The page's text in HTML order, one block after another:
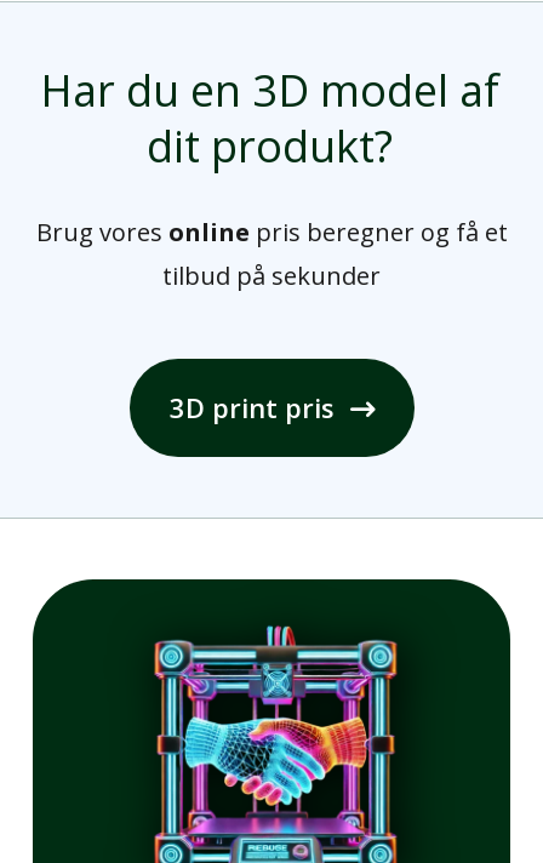
Har du en 3D model af
dit produkt?
Brug vores online pris beregner og få et
tilbud på sekunder
3D print pris